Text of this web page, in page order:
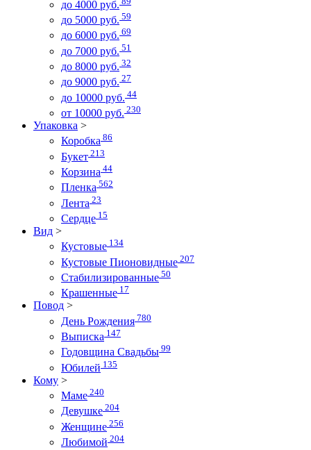
до 4000 руб.
до 5000 руб. 59
до 6000 руб. 69
до 7000 руб. 51
до 8000 руб. 32
до 9000 руб. 27
до 10000 руб. 44
от 10000 руб. 230
Упаковка >
Коробка 86
Букет 213
Корзина 44
Пленка 562
Лента 23
Сердце 15
Вид >
Кустовые 134
Кустовые Пионовидные 207
Стабилизированные 50
Крашенные 17
Повод >
День Рождения 780
Выписка 147
Годовщина Свадьбы 99
Юбилей 135
Кому >
Маме 240
Девушке 204
Женщине 256
Любимой 204